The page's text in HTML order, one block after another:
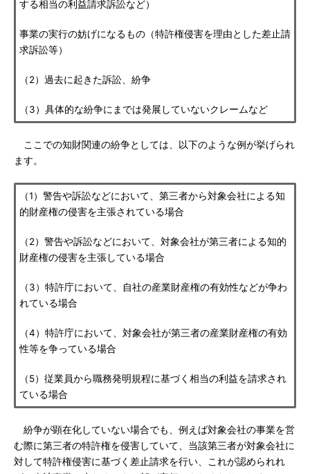
する相当の利益請求訴訟など）
事業の実行の妨げになるもの（特許権侵害を理由とした差止請
求訴訟等）
（2）過去に起きた訴訟、紛争
（3）具体的な紛争にまでは発展していないクレームなど
ここでの知財関連の紛争としては、以下のような例が挙げられ
ます。
（1）警告や訴訟などにおいて、第三者から対象会社による知
的財産権の侵害を主張されている場合
（2）警告や訴訟などにおいて、対象会社が第三者による知的
財産権の侵害を主張している場合
（3）特許庁において、自社の産業財産権の有効性などが争わ
れている場合
（4）特許庁において、対象会社が第三者の産業財産権の有効
性等を争っている場合
（5）従業員から職務発明規程に基づく相当の利益を請求され
ている場合
紛争が顕在化していない場合でも、例えば対象会社の事業を営
む際に第三者の特許権を侵害していて、当該第三者が対象会社に
対して特許権侵害に基づく差止請求を行い、これが認められれ